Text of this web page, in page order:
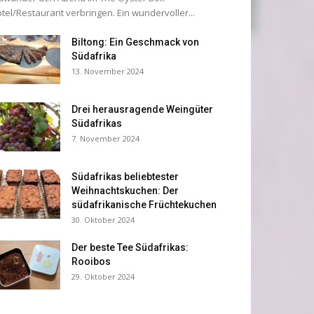
Restaurant verbringen. Ein wundervoller...
Biltong: Ein Geschmack von
Südafrika
13. November 2024
Drei herausragende Weingüter
Südafrikas
7. November 2024
Südafrikas beliebtester
Weihnachtskuchen: Der
südafrikanische Früchtekuchen
30. Oktober 2024
Der beste Tee Südafrikas:
Rooibos
29. Oktober 2024